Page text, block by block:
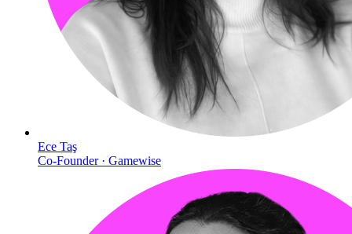
Ece Taş
Co-Founder · Gamewise